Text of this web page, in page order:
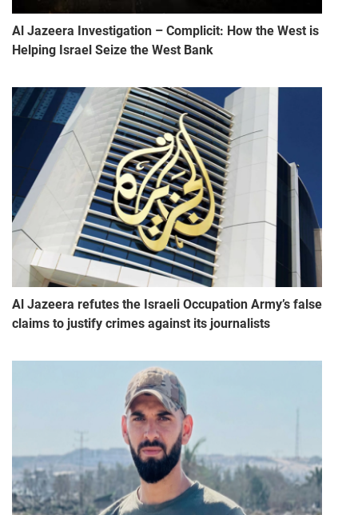
Al Jazeera Investigation – Complicit: How the West is
Helping Israel Seize the West Bank
Al Jazeera refutes the Israeli Occupation Army’s false
claims to justify crimes against its journalists